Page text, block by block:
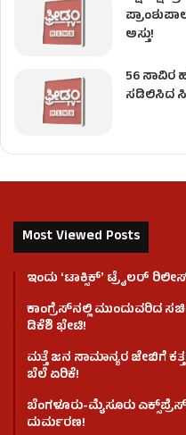
ಅಸ್ತು!
56 ಸಾವಿರ
ಸಡಿಲಿಸಿದ
Most Viewed Posts
ಇಂದು ʻಟಾಕ್ಸಿಕ್ʼ ಟ್ರೈಲರ್
ಕಾಂಗ್ರೆಸ್​ನಲ್ಲಿ ಮುಂದುವರಿದ
ಡಿಕೆಶಿ ಭೇಟಿ!
ಮತ್ತೆ ಜನ ಸಾಮಾನ್ಯರ ಜೇಬಿಗೆ
ಬೆಲೆ ಏರಿಕೆ!
ಬೆಂಗಳೂರು-ಮೈಸೂರು
ದುರ್ಮರಣ!